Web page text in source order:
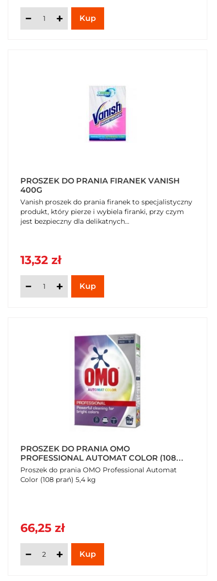
PROSZEK DO PRANIA FIRANEK VANISH
400G
Vanish proszek do prania firanek to specjalistyczny
produkt, który pierze i wybiela firanki, przy czym
jest bezpieczny dla delikatnych...
13,32 zł
PROSZEK DO PRANIA OMO
PROFESSIONAL AUTOMAT COLOR (108
PRAŃ) 5,4 KG
Proszek do prania OMO Professional Automat
Color (108 prań) 5,4 kg
66,25 zł